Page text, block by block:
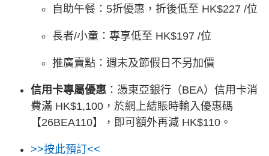
自助午餐：5折優惠，折後低至 HK$227 /位
長者/小童：專享低至 HK$197 /位
推廣賣點：週末及節假日不另加價
信用卡專屬優惠 ：憑東亞銀行（BEA）信用卡消
費滿 HK$1,100，於網上結賬時輸入優惠碼
【26BEA110】，即可額外再減 HK$110。
>>按此預訂<<